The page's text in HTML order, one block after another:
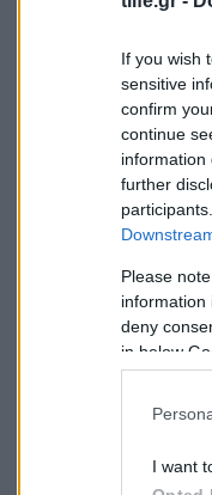
If you wish
sensitive
confirm
continue
information
further
Please
information
deny
in below
I want